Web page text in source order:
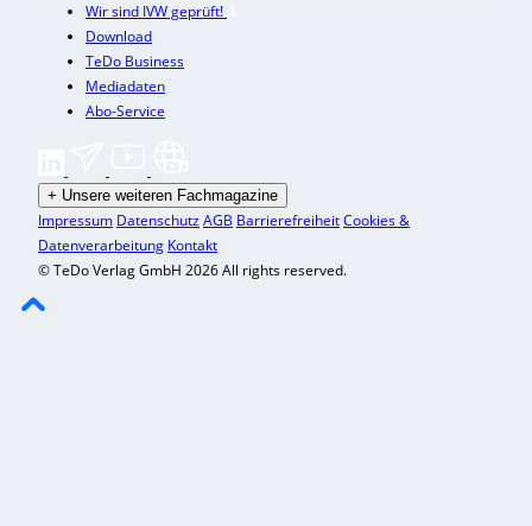
Wir sind IVW geprüft!
Download
TeDo Business
Mediadaten
Abo-Service
+ Unsere weiteren Fachmagazine
Impressum DatenschutzAGB BarrierefreiheitCookies &
Datenverarbeitung Kontakt
© TeDo Verlag GmbH 2026 All rights reserved.